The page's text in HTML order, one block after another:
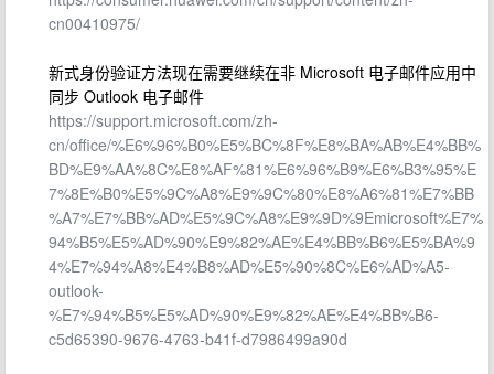
cn00410975/
新式身份验证方法现在需要继续在非 Microsoft 电子邮件应用中
同步 Outlook 电子邮件
https://support.microsoft.com/zh-
cn/office/%E6%96%B0%E5%BC%8F%E8%BA%AB%E4%BB%
BD%E9%AA%8C%E8%AF%81%E6%96%B9%E6%B3%95%E
7%8E%B0%E5%9C%A8%E9%9C%80%E8%A6%81%E7%BB
%A7%E7%BB%AD%E5%9C%A8%E9%9D%9Emicrosoft%E7%
94%B5%E5%AD%90%E9%82%AE%E4%BB%B6%E5%BA%9
4%E7%94%A8%E4%B8%AD%E5%90%8C%E6%AD%A5-
outlook-
%E7%94%B5%E5%AD%90%E9%82%AE%E4%BB%B6-
c5d65390-9676-4763-b41f-d7986499a90d